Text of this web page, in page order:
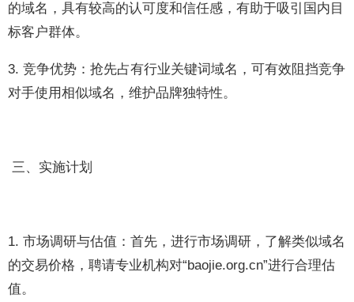
的域名，具有较高的认可度和信任感，有助于吸引国内目
标客户群体。
3. 竞争优势：抢先占有行业关键词域名，可有效阻挡竞争
对手使用相似域名，维护品牌独特性。
三、实施计划
1. 市场调研与估值：首先，进行市场调研，了解类似域名
的交易价格，聘请专业机构对“baojie.org.cn”进行合理估
值。